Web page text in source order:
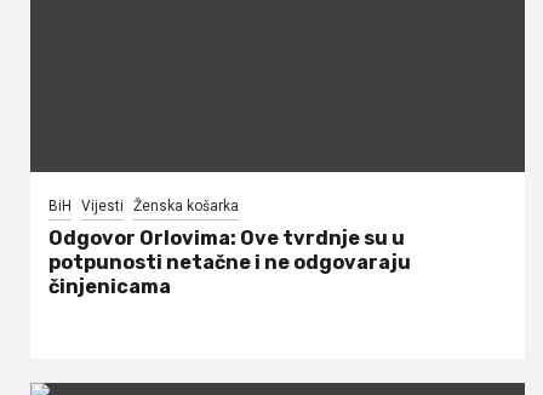
BiH Vijesti Ženska košarka
Odgovor Orlovima: ​Ove tvrdnje su u
potpunosti netačne i ne odgovaraju
činjenicama